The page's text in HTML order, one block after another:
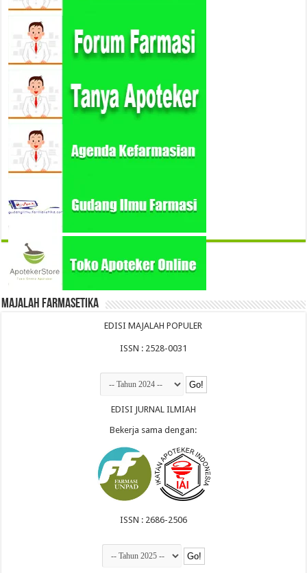
Majalah Farmasetika
EDISI MAJALAH POPULER
ISSN : 2528-0031
EDISI JURNAL ILMIAH
Bekerja sama dengan:
ISSN : 2686-2506